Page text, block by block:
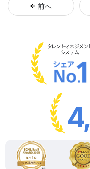
前へ
タレントマネジメン
システム